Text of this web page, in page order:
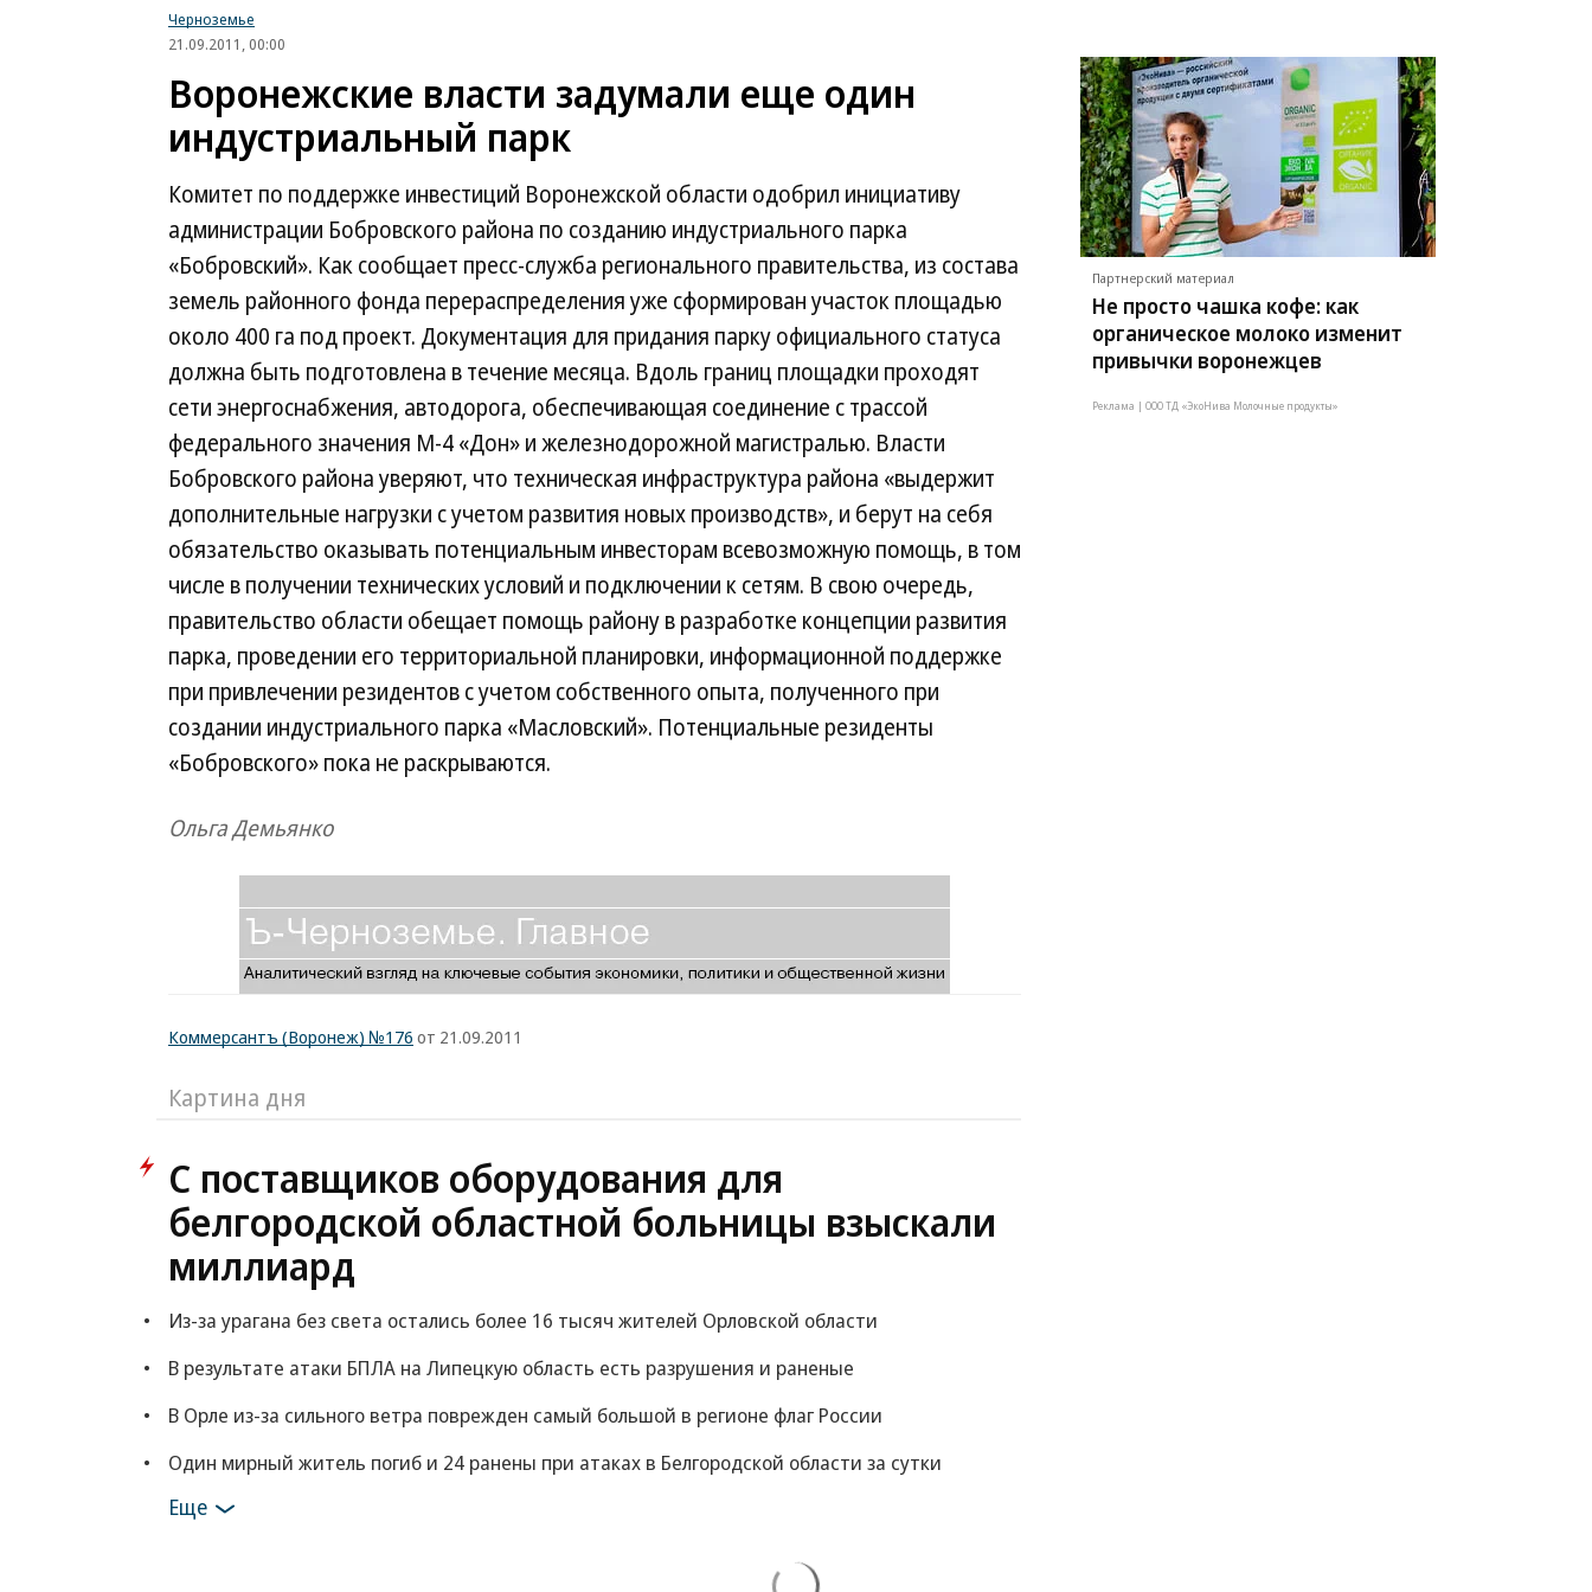
Черноземье
21.09.2011, 00:00
Воронежские власти задумали еще один
индустриальный парк
Комитет по поддержке инвестиций Воронежской области одобрил инициативу
администрации Бобровского района по созданию индустриального парка
«Бобровский». Как сообщает пресс-служба регионального правительства, из состава
земель районного фонда перераспределения уже сформирован участок площадью
около 400 га под проект. Документация для придания парку официального статуса
должна быть подготовлена в течение месяца. Вдоль границ площадки проходят
сети энергоснабжения, автодорога, обеспечивающая соединение с трассой
федерального значения М-4 «Дон» и железнодорожной магистралью. Власти
Бобровского района уверяют, что техническая инфраструктура района «выдержит
дополнительные нагрузки с учетом развития новых производств», и берут на себя
обязательство оказывать потенциальным инвесторам всевозможную помощь, в том
числе в получении технических условий и подключении к сетям. В свою очередь,
правительство области обещает помощь району в разработке концепции развития
парка, проведении его территориальной планировки, информационной поддержке
при привлечении резидентов с учетом собственного опыта, полученного при
создании индустриального парка «Масловский». Потенциальные резиденты
«Бобровского» пока не раскрываются.
Ольга Демьянко
Коммерсантъ (Воронеж) №176 от 21.09.2011
Картина дня
С поставщиков оборудования для
белгородской областной больницы взыскали
миллиард
Из-за урагана без света остались более 16 тысяч жителей Орловской области
В результате атаки БПЛА на Липецкую область есть разрушения и раненые
В Орле из-за сильного ветра поврежден самый большой в регионе флаг России
Один мирный житель погиб и 24 ранены при атаках в Белгородской области за сутки
Еще
Партнерский материал
Не просто чашка кофе: как
органическое молоко изменит
привычки воронежцев
Реклама | ООО ТД «ЭкоНива Молочные продукты»